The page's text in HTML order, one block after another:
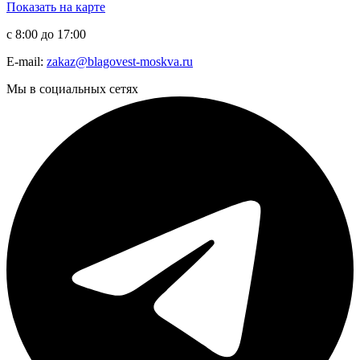
Показать на карте
с 8:00 до 17:00
E-mail: zakaz@blagovest-moskva.ru
Мы в социальных сетях